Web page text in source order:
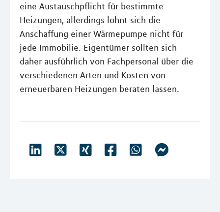
eine Austauschpflicht für bestimmte
Heizungen, allerdings lohnt sich die
Anschaffung einer Wärmepumpe nicht für
jede Immobilie. Eigentümer sollten sich
daher ausführlich von Fachpersonal über die
verschiedenen Arten und Kosten von
erneuerbaren Heizungen beraten lassen.